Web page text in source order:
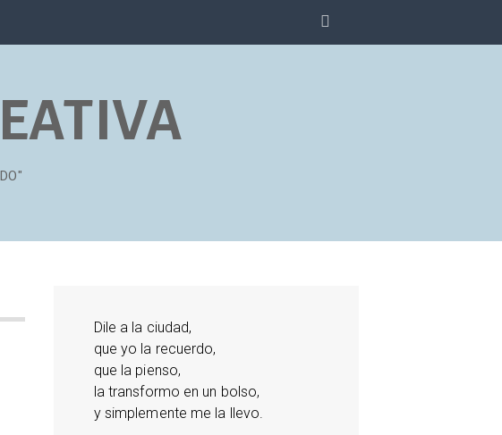
Dile a la ciudad,
que yo la recuerdo,
que la pienso,
la transformo en un bolso,
y simplemente me la llevo.